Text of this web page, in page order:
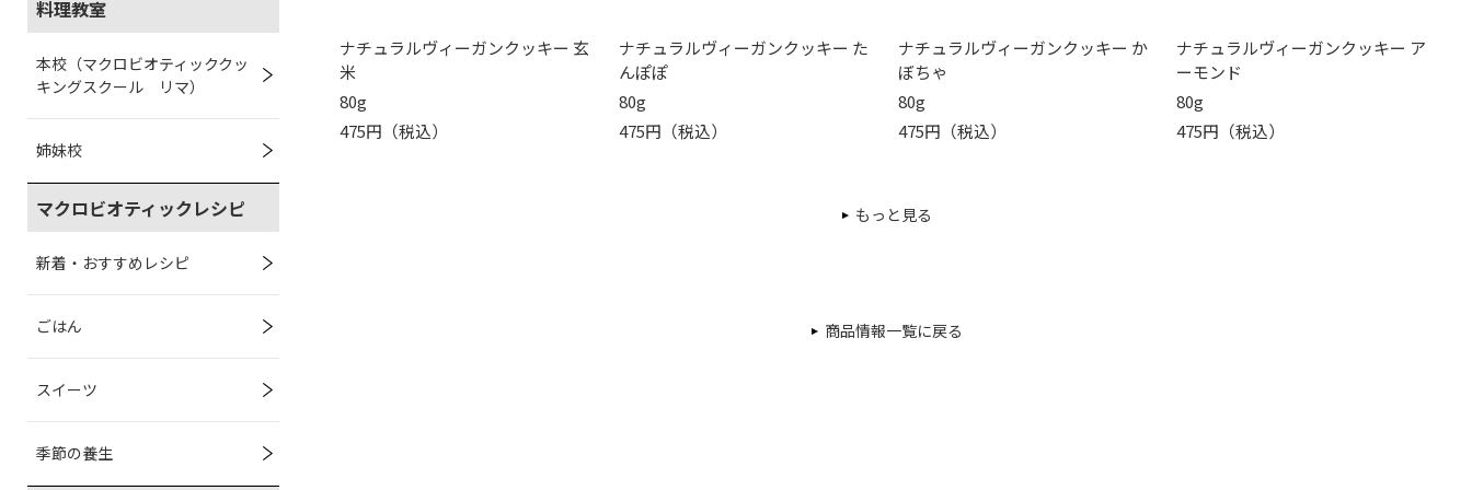
料理教室
本校（マクロビオティッククッ
キングスクール リマ）
姉妹校
マクロビオティックレシピ
新着・おすすめレシピ
ごはん
スイーツ
季節の養生
ナチュラルヴィーガンクッキー 玄
米
80g
475円（税込）
ナチュラルヴィーガンクッキー た
んぽぽ
80g
475円（税込）
ナチュラルヴィーガンクッキー か
ぼちゃ
80g
475円（税込）
ナチュラルヴィーガンクッキー ア
ーモンド
80g
475円（税込）
もっと見る
商品情報一覧に戻る